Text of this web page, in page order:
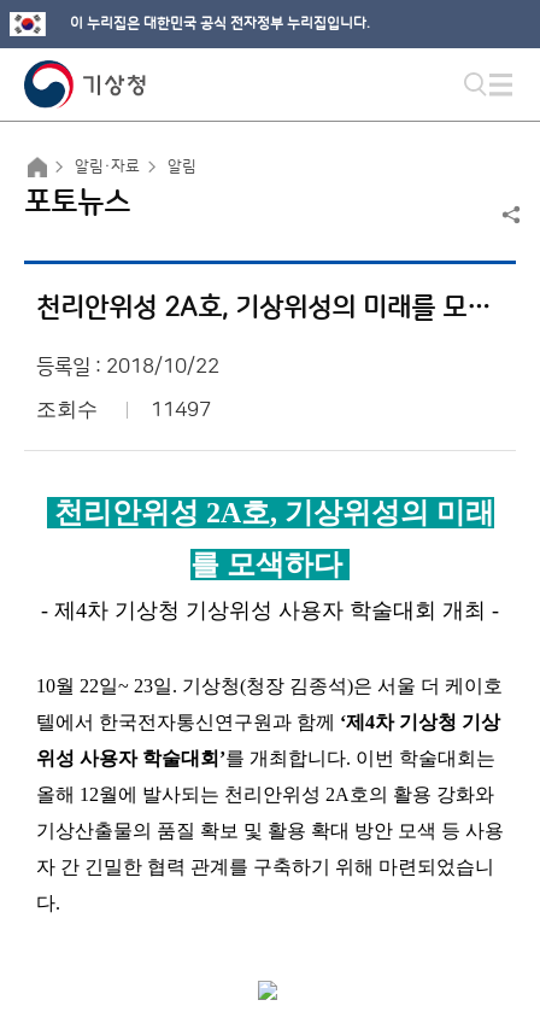
이 누리집은 대한민국 공식 전자정부 누리집입니다.
알림·자료 알림
포토뉴스
천리안위성 2A호, 기상위성의 미래를 모색하다
등록일 : 2018/10/22
조회수 11497
천리안위성 2A호, 기상위성의 미래
를 모색하다
- 제 4차 기상청 기상위성 사용자 학술대회 개최 -
10월 22일~ 23일. 기상청(청장 김종석)은 서울 더 케이호
텔에서 한국전자통신연구원과 함께 ‘제 4차 기상청 기상
위성 사용자 학술대회 ’를 개최합니다. 이번 학술대회는
올해 12월에 발사되는 천리안위성 2A호의 활용 강화와
기상산출물의 품질 확보 및 활용 확대 방안 모색 등 사용
자 간 긴밀한 협력 관계를 구축하기 위해 마련되었습니
다.